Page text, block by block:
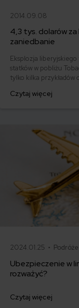
2014.09.08
4,3 tys. dolarów za
zaniedbanie
Eksplozja
statków w pobliżu
tylko kilka przykładów
Czytaj więcej
2024.01.25 • Podróże
Ubezpieczenie w
rozważyć?
Czytaj więcej